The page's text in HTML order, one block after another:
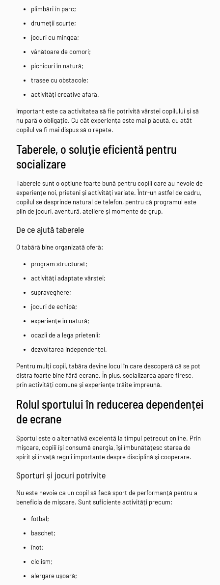
plimbări în parc;
drumeții scurte;
jocuri cu mingea;
vânătoare de comori;
picnicuri în natură;
trasee cu obstacole;
activități creative afară.
Important este ca activitatea să fie potrivită vârstei copilului și să
nu pară o obligație. Cu cât experiența este mai plăcută, cu atât
copilul va fi mai dispus să o repete.
Taberele, o soluție eficientă pentru
socializare
Taberele sunt o opțiune foarte bună pentru copiii care au nevoie de
experiențe noi, prieteni și activități variate. Într-un astfel de cadru,
copilul se desprinde natural de telefon, pentru că programul este
plin de jocuri, aventură, ateliere și momente de grup.
De ce ajută taberele
O tabără bine organizată oferă:
program structurat;
activități adaptate vârstei;
supraveghere;
jocuri de echipă;
experiențe în natură;
ocazii de a lega prietenii;
dezvoltarea independenței.
Pentru mulți copii, tabăra devine locul în care descoperă că se pot
distra foarte bine fără ecrane. În plus, socializarea apare firesc,
prin activități comune și experiențe trăite împreună.
Rolul sportului în reducerea dependenței
de ecrane
Sportul este o alternativă excelentă la timpul petrecut online. Prin
mișcare, copiii își consumă energia, își îmbunătățesc starea de
spirit și învață reguli importante despre disciplină și cooperare.
Sporturi și jocuri potrivite
Nu este nevoie ca un copil să facă sport de performanță pentru a
beneficia de mișcare. Sunt suficiente activități precum:
fotbal;
baschet;
înot;
ciclism;
alergare ușoară;